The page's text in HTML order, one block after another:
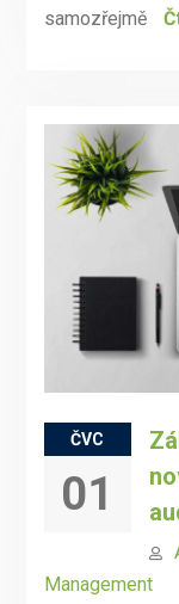
samozřejmě
ČVC
01
Management